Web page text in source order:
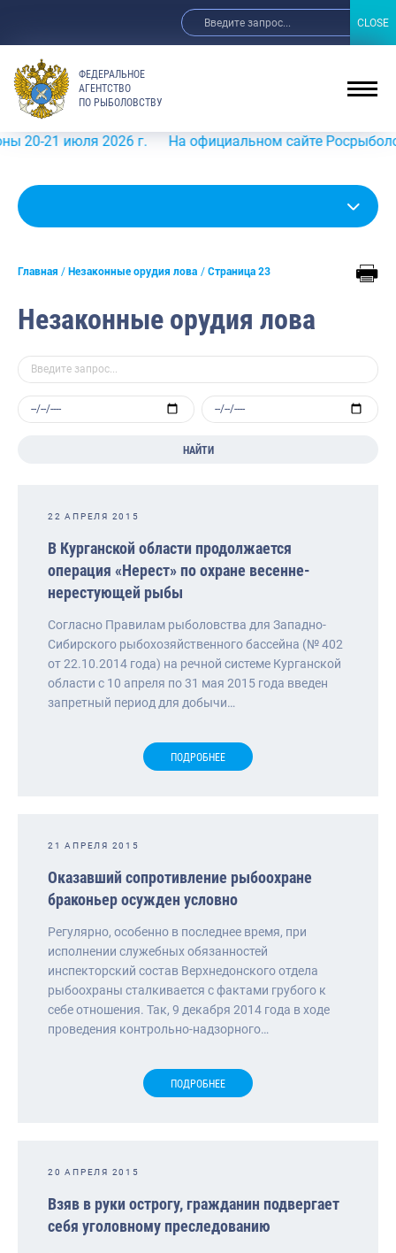
ФЕДЕРАЛЬНОЕ
АГЕНТСТВО
ПО РЫБОЛОВСТВУ
июля 2026 г. На официальном сайте Росрыболовства в
Главная Незаконные орудия лова Страница 23
Незаконные орудия лова
НАЙТИ
22 АПРЕЛЯ 2015
В Курганской области продолжается
операция «Нерест» по охране весенне-
нерестующей рыбы
Согласно Правилам рыболовства для Западно-
Сибирского рыбохозяйственного бассейна (№ 402
от 22.10.2014 года) на речной системе Курганской
области с 10 апреля по 31 мая 2015 года введен
запретный период для добычи…
ПОДРОБНЕЕ
21 АПРЕЛЯ 2015
Оказавший сопротивление рыбоохране
браконьер осужден условно
Регулярно, особенно в последнее время, при
исполнении служебных обязанностей
инспекторский состав Верхнедонского отдела
рыбоохраны сталкивается с фактами грубого к
себе отношения. Так, 9 декабря 2014 года в ходе
проведения контрольно-надзорного…
ПОДРОБНЕЕ
20 АПРЕЛЯ 2015
Взяв в руки острогу, гражданин подвергает
себя уголовному преследованию
CLOSE
CLOSE